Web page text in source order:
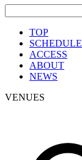
TOP
SCHEDULE
ACCESS
ABOUT
NEWS
VENUES